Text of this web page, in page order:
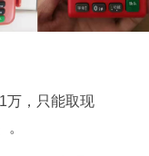
万，只能取现